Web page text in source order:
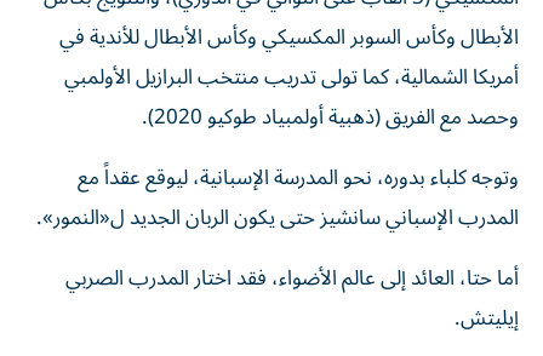
الأبطال وكأس السوبر المكسيكي وكأس الأبطال للأندية في
أمريكا الشمالية، كما تولى تدريب منتخب البرازيل الأولمبي
وحصد مع الفريق (ذهبية أولمبياد طوكيو 2020).
وتوجه كلباء بدوره، نحو المدرسة الإسبانية، ليوقع عقداً مع
المدرب الإسباني سانشيز حتى يكون الربان الجديد ل«النمور».
أما حتا، العائد إلى عالم الأضواء، فقد اختار المدرب الصربي
إيليتش.